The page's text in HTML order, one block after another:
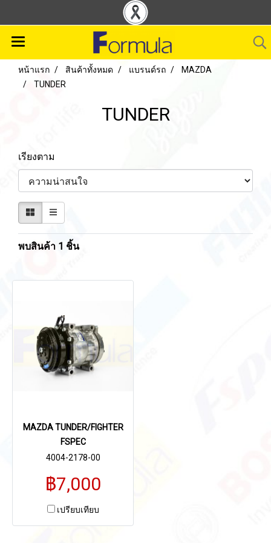
หน้าแรก สินค้าทั้งหมด แบรนด์รถ
MAZDA
TUNDER
TUNDER
เรียงตาม
พบสินค้า 1 ชิ้น
MAZDA TUNDER/FIGHTER
FSPEC
4004-2178-00
฿7,000
เปรียบเทียบ